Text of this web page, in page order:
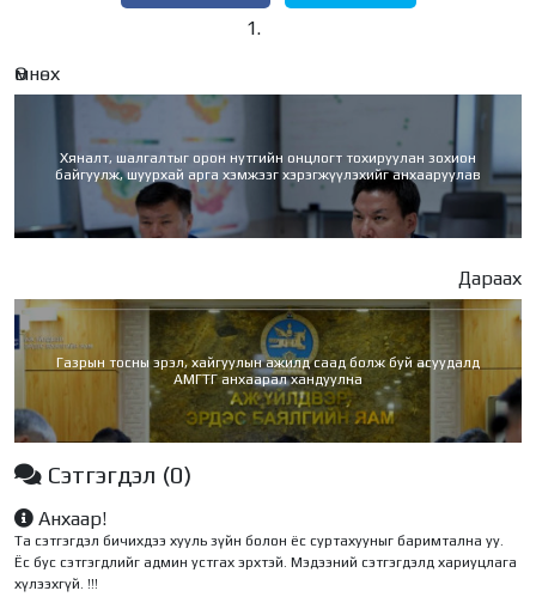
Өмнөх
Хяналт, шалгалтыг орон нутгийн онцлогт тохируулан зохион
байгуулж, шуурхай арга хэмжээг хэрэгжүүлэхийг анхааруулав
Дараах
Газрын тосны эрэл, хайгуулын ажилд саад болж буй асуудалд
АМГТГ анхаарал хандуулна
Сэтгэгдэл (0)
Анхаар!
Та сэтгэгдэл бичихдээ хууль зүйн болон ёс суртахууныг баримтална уу.
Ёс бус сэтгэгдлийг админ устгах эрхтэй. Мэдээний сэтгэгдэлд хариуцлага
хүлээхгүй. !!!